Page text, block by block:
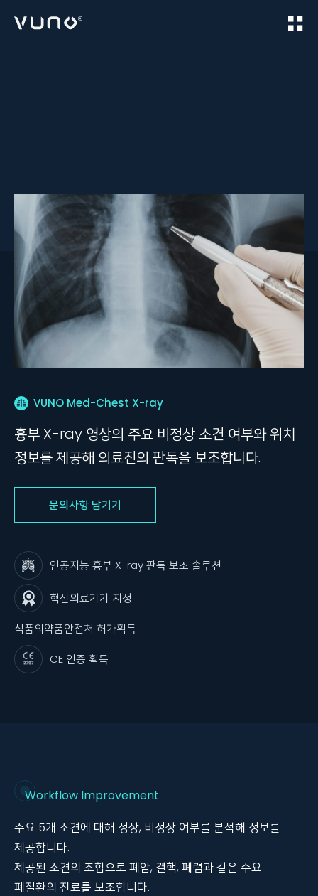
VUNO Med-Chest X-ray
흉부 X-ray 영상의 주요 비정상 소견 여부와 위치
정보를 제공해 의료진의 판독을 보조합니다.
문의사항 남기기
인공지능 흉부 X-ray 판독 보조 솔루션
혁신의료기기 지정
식품의약품안전처 허가획득
CE 인증 획득
Workflow Improvement
주요 5개 소견에 대해 정상, 비정상 여부를 분석해 정보를
제공합니다.
제공된 소견의 조합으로 폐암, 결핵, 폐렴과 같은 주요
폐질환의 진료를 보조합니다.